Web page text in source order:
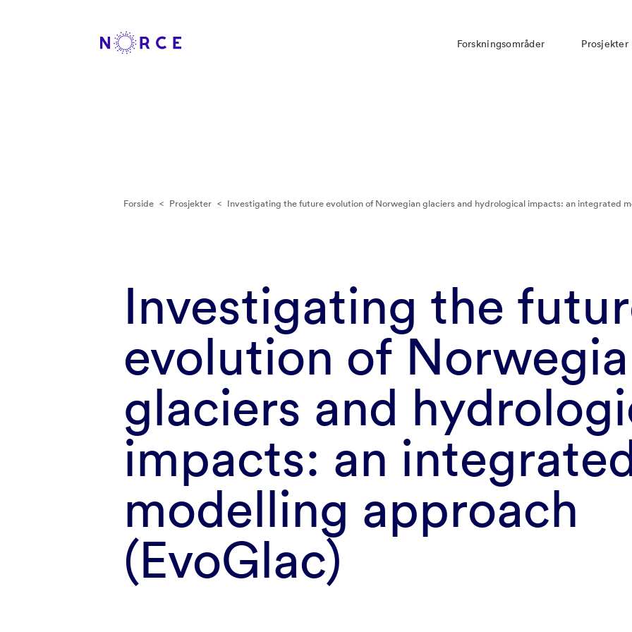
Forskningsområder Prosjekter
Forside < Prosjekter < Investigating the future evolution of Norwegian glaciers and hydrological impacts: an integrated
Investigating the
evolution of
glaciers and
impacts: an
modelling approach
(EvoGlac)